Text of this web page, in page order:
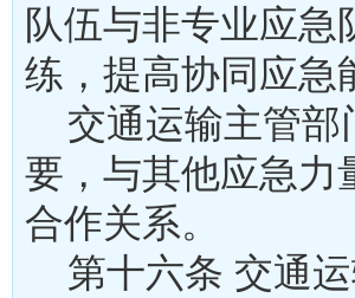
队伍与非专业应
练，提高协同
交通运输主管部
要，与其他应急力
合作关系。
第十六条 交通运